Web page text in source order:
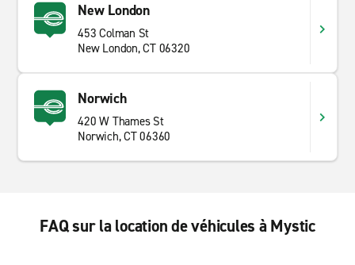
New London
453 Colman St
New London, CT 06320
Norwich
420 W Thames St
Norwich, CT 06360
FAQ sur la location de véhicules à Mystic